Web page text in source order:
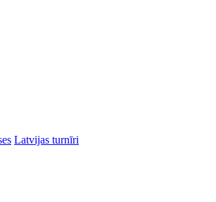
Latvijas turnīri